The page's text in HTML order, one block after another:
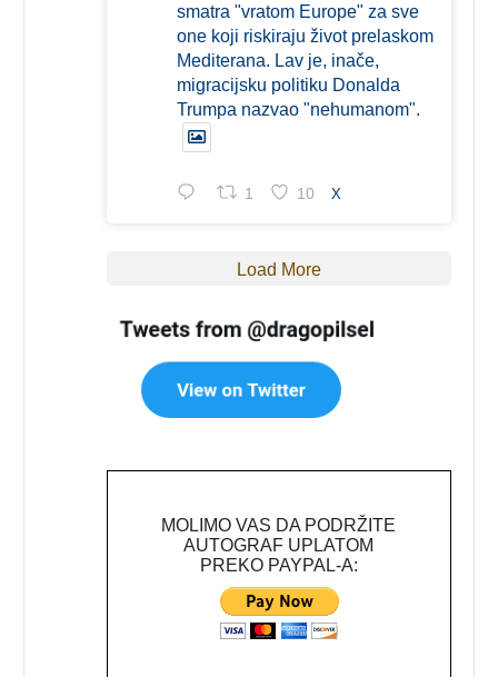
smatra "vratom Europe" za sve
one koji riskiraju život prelaskom
Mediterana. Lav je, inače,
migracijsku politiku Donalda
Trumpa nazvao "nehumanom".
1 10 X
Load More
MOLIMO VAS DA PODRŽITE
AUTOGRAF UPLATOM
PREKO PAYPAL-A: